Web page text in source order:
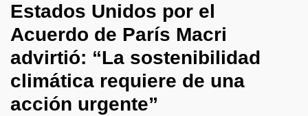
Estados Unidos por el
Acuerdo de París Macri
advirtió: “La sostenibilidad
climática requiere de una
acción urgente”